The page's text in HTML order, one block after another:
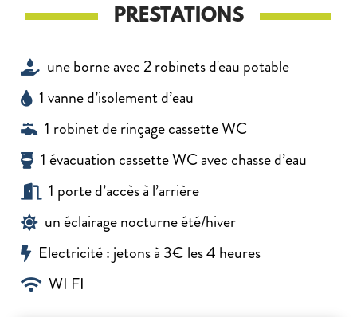
PRESTATIONS
 une borne avec 2 robinets d'eau potable
 1 vanne d’isolement d’eau
 1 robinet de rinçage cassette WC
 1 évacuation cassette WC avec chasse d’eau
 1 porte d’accès à l’arrière
 un éclairage nocturne été/hiver
 Electricité : jetons à 3€ les 4 heures
 WI FI